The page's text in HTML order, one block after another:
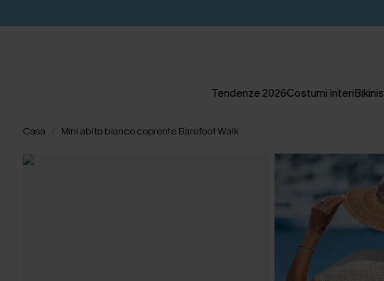
Tendenze 2026Costumi interiBikinis
Casa Mini abito bianco coprente Barefoot Walk